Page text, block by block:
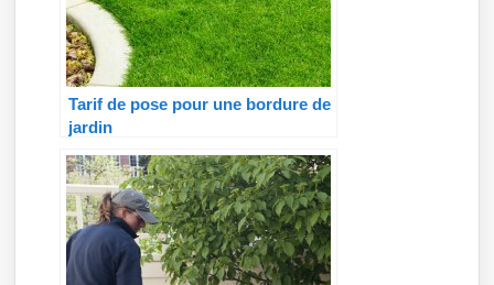
Tarif de pose pour une bordure de
jardin